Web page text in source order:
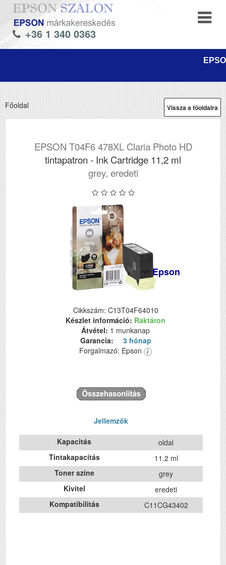
+36 1 340 0363
Vissza a főoldalra
Főoldal
EPSON T04F6 478XL Claria Photo HD
tintapatron - Ink Cartridge 11,2 ml
grey, eredeti
Epson
Cikkszám: C13T04F64010
Készlet információ: Raktáron
Átvétel: 1 munkanap
Garancia:
3 hónap
Forgalmazó: Epson
Jellemzők
Kapacitás
oldal
Tintakapacítás
11.2 ml
Toner szine
grey
Kivitel
eredeti
Kompatibilitás
C11CG43402